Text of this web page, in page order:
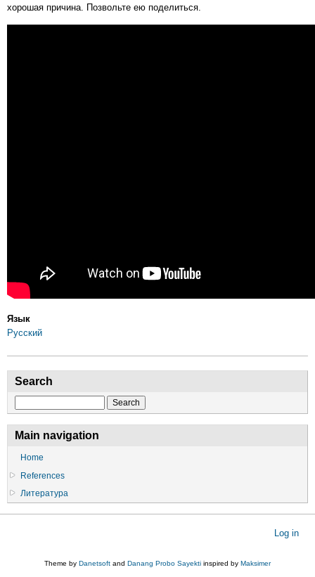
хорошая причина. Позвольте ею поделиться.
Язык
Русский
Search
Main navigation
Home
References
Литература
Log in
Theme by Danetsoft and Danang Probo Sayekti inspired by Maksimer